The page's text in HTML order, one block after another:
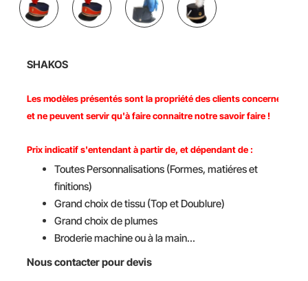
SHAKOS
Les modèles présentés sont la propriété des clients concernés
et ne peuvent servir qu'à faire connaitre notre savoir faire !
Prix indicatif s'entendant à partir de, et dépendant de :
Toutes Personnalisations (Formes, matiéres et
finitions)
Grand choix de tissu (Top et Doublure)
Grand choix de plumes
Broderie machine ou à la main...
Nous contacter pour devis